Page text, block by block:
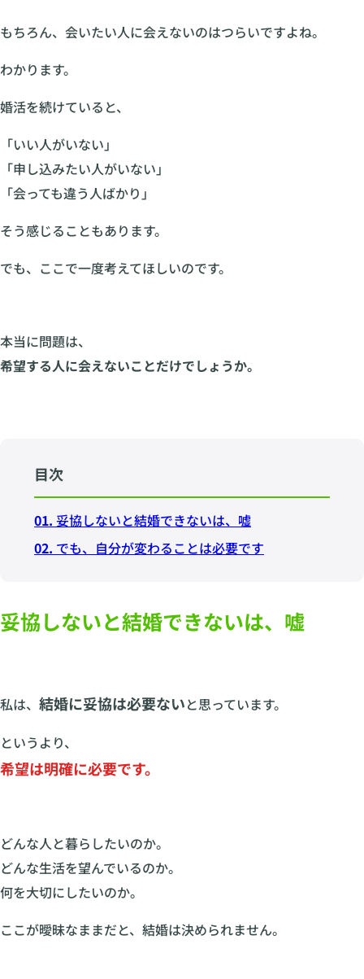
もちろん、会いたい人に会えないのはつらいですよね。
わかります。
婚活を続けていると、
「いい人がいない」
「申し込みたい人がいない」
「会っても違う人ばかり」
そう感じることもあります。
でも、ここで一度考えてほしいのです。
本当に問題は、
希望する人に会えないことだけでしょうか。
目次
01. 妥協しないと結婚できないは、嘘
02. でも、自分が変わることは必要です
妥協しないと結婚できないは、嘘
私は、 結婚に妥協は必要ないと思っています。
というより、
希望は明確に必要です。
どんな人と暮らしたいのか。
どんな生活を望んでいるのか。
何を大切にしたいのか。
ここが曖昧なままだと、結婚は決められません。